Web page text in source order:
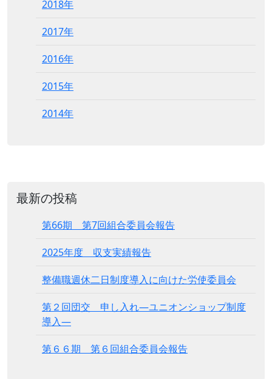
2018年
2017年
2016年
2015年
2014年
最新の投稿
第66期 第7回組合委員会報告
2025年度 収支実績報告
整備職週休二日制度導入に向けた労使委員会
第２回団交 申し入れ―ユニオンショップ制度
導入―
第６６期 第６回組合委員会報告